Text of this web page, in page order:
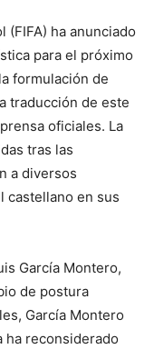
(FIFA) ha anunciado
para el próximo
formulación de
traducción de este
oficiales. La
tras las
a diversos
castellano en sus
García Montero,
de postura
García Montero
ha reconsiderado